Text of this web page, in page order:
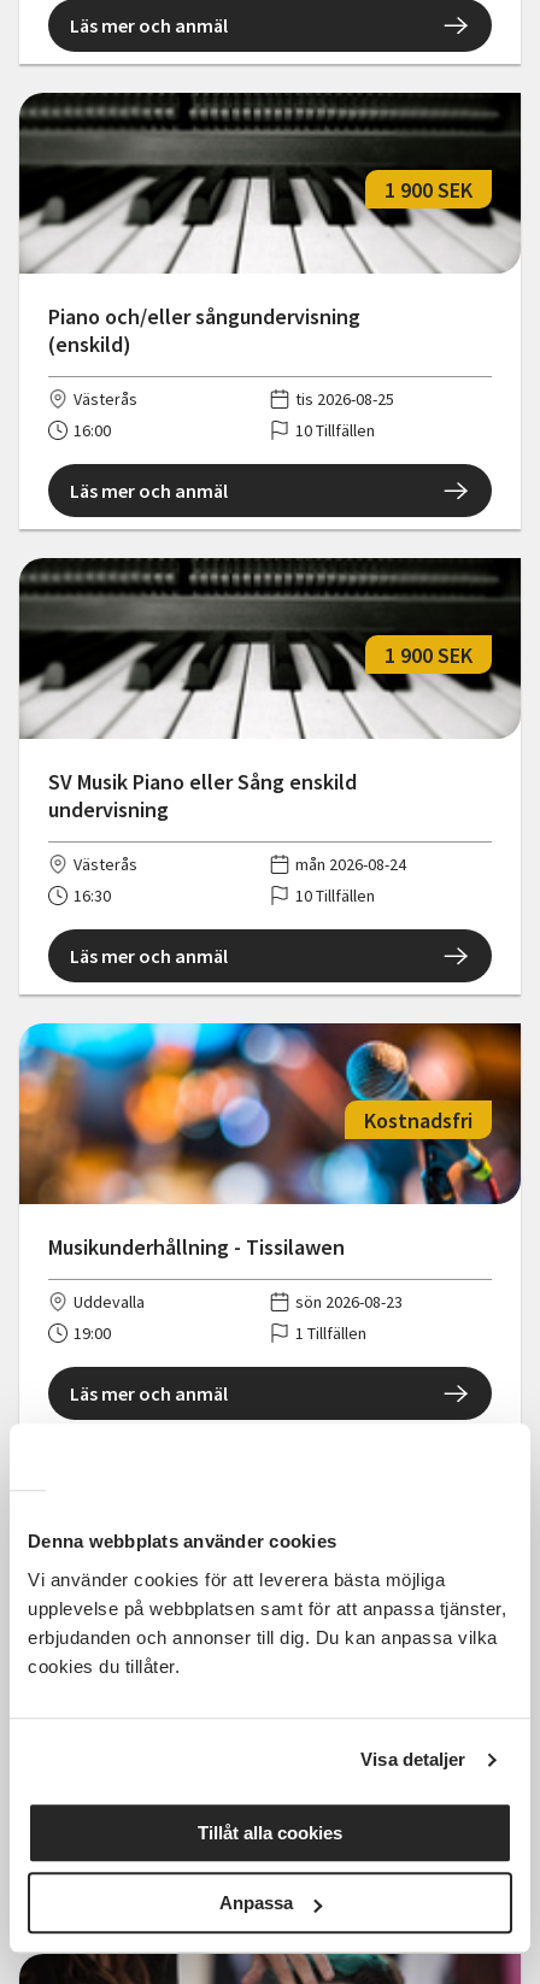
Denna webbplats använder cookies
Vi använder cookies för att leverera bästa möjliga
upplevelse på webbplatsen samt för att anpassa tjänster,
erbjudanden och annonser till dig. Du kan anpassa vilka
cookies du tillåter.
Visa detaljer
Tillåt alla cookies
Anpassa
Läs mer och anmäl
Piano och/eller sångundervisning
(enskild)
1 900 SEK
Västerås
tis 2026-08-25
16:00
10 Tillfällen
Läs mer och anmäl
SV Musik Piano eller Sång enskild
undervisning
1 900 SEK
Västerås
mån 2026-08-24
16:30
10 Tillfällen
Läs mer och anmäl
Musikunderhållning - Tissilawen
Kostnadsfri
Uddevalla
sön 2026-08-23
19:00
1 Tillfällen
Läs mer och anmäl
resa med Åsa Fång mfl (Aktiva
1 Tillfällen